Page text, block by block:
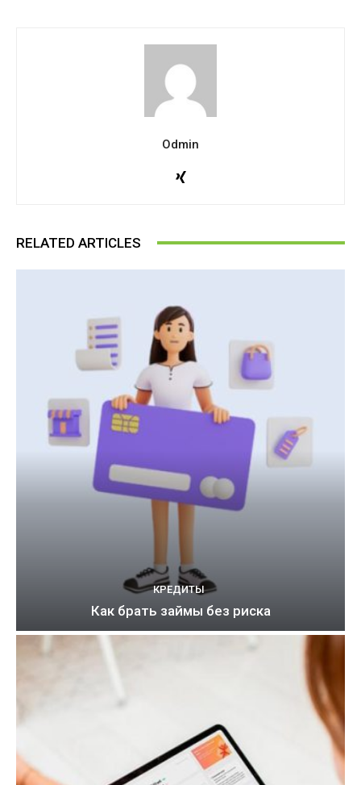
Odmin
RELATED ARTICLES
КРЕДИТЫ
Как брать займы без риска